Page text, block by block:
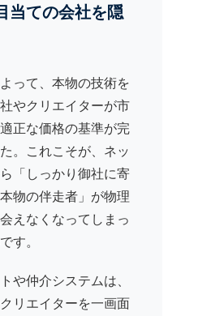
当ての会社を隠
って、本物の技術を
やクリエイターが市
正な価格の基準が完
。これこそが、ネッ
「しっかり御社に寄
物の伴走者」が物理
えなくなってしまっ
す。
や仲介システムは、
リエイターを一画面